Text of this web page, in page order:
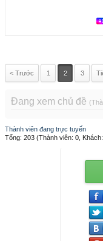
< Trước 1 2 3
Đang xem chủ đề
Thành viên đang trực tuyến
Tổng: 203 (Thành viên: 0,